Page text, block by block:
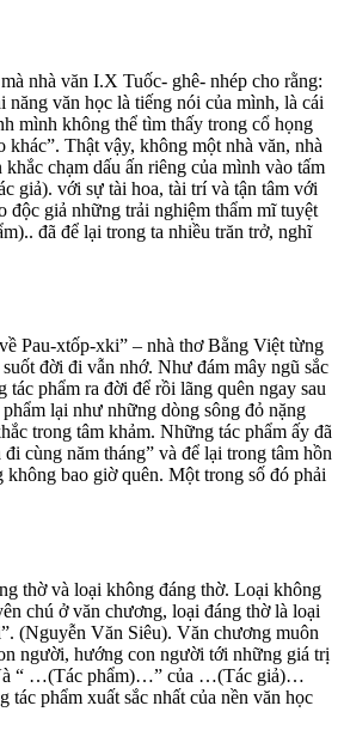
nhà văn I.X Tuốc- ghê- nhép cho rằng:
năng văn học là tiếng nói của mình, là cái
mình không thể tìm thấy trong cổ họng
khác”. Thật vậy, không một nhà văn, nhà
chạm dấu ấn riêng của mình vào tấm
giả). với sự tài hoa, tài trí và tận tâm với
độc giả những trải nghiệm thẩm mĩ tuyệt
đã để lại trong ta nhiều trăn trở, nghĩ
Pau-xtốp-xki” – nhà thơ Bằng Việt từng
đời đi vẫn nhớ. Như đám mây ngũ sắc
tác phẩm ra đời để rồi lãng quên ngay sau
lại như những dòng sông đỏ nặng
trong tâm khảm. Những tác phẩm ấy đã
cùng năm tháng” và để lại trong tâm hồn
không bao giờ quên. Một trong số đó phải
thờ và loại không đáng thờ. Loại không
chú ở văn chương, loại đáng thờ là loại
(Nguyễn Văn Siêu). Văn chương muôn
người, hướng con người tới những giá trị
“ …(Tác phẩm)…” của …(Tác giả)…
tác phẩm xuất sắc nhất của nền văn học